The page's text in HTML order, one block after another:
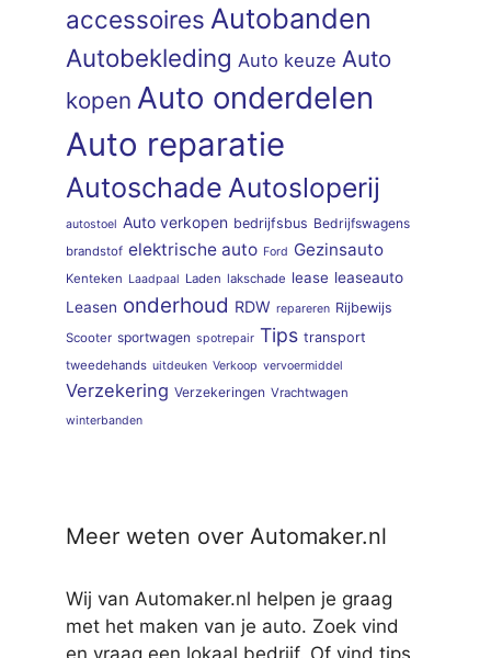
accessoires Autobanden
Autobekleding Auto keuze Auto
kopen Auto onderdelen
Auto reparatie
Autoschade Autosloperij
autostoel Auto verkopen bedrijfsbus Bedrijfswagens
brandstof elektrische auto Ford Gezinsauto
Kenteken Laadpaal Laden lakschade lease leaseauto
Leasen onderhoud RDW repareren Rijbewijs
Scooter sportwagen spotrepair Tips transport
tweedehands uitdeuken Verkoop vervoermiddel
Verzekering Verzekeringen Vrachtwagen
winterbanden
Meer weten over Automaker.nl
Wij van Automaker.nl helpen je graag
met het maken van je auto. Zoek vind